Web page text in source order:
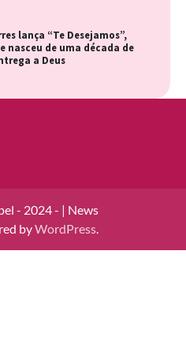
lança “Te Desejamos”,
nasceu de uma década de
a Deus
- 2024 - | News
byWordPress.